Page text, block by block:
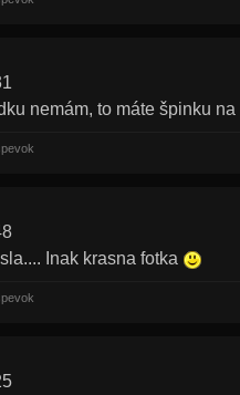
nemám, to máte špinku
Inak krasna fotka